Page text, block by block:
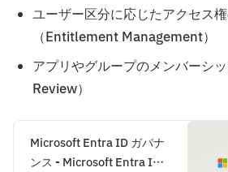
ユーザー区分に応じたアクセス
（Entitlement Management）
アプリやグループのメンバーシ
Review）
Microsoft Entra ID ガバナ
ンス - Microsoft Entra ID